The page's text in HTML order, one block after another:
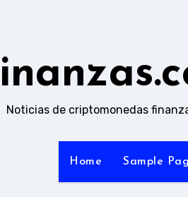
Noticias de criptomonedas
Home Sample